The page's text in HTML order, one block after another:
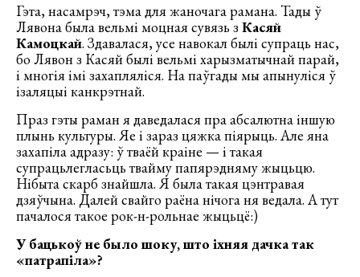
Гэта, насамрэч, тэма для жаночага рамана. Тады ў
Лявона была вельмі моцная сувязь зКасяй
Камоцкай. Здавалася, усе навокал былі супраць нас,
бо Лявон з Касяй былі вельмі харызматычнай парай,
і многія імі захапляліся. На паўгады мы апынуліся ў
ізаляцыі канкрэтнай.
Праз гэты раман я даведалася пра абсалютна іншую
плынь культуры. Яе і зараз цяжка піярыць. Але яна
захапіла адразу: ў тваёй краіне — і такая
супрацьлегласьць твайму папярэдняму жыцьцю.
Нібыта скарб знайшла. Я была такая цэнтравая
дзяўчына. Далей свайго раёна нічога ня ведала. А тут
пачалося такое рок-н-рольнае жыцьцё:)
У бацькоў не было шоку, што іхняя дачка так
«патрапіла»?